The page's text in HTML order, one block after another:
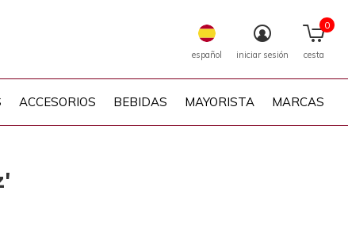
ACCESORIOS BEBIDAS MAYORISTA MARCAS
español iniciar sesión cesta
0